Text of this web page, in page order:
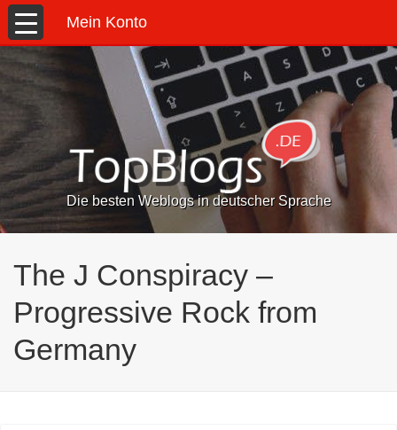
Mein Konto
Die besten Weblogs in deutscher Sprache
The J Conspiracy –
Progressive Rock from
Germany